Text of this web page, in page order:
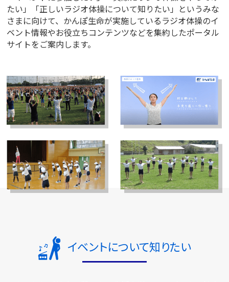
たい」「正しいラジオ体操について知りたい」というみな
さまに向けて、かんぽ生命が実施しているラジオ体操のイ
ベント情報やお役立ちコンテンツなどを集約したポータル
サイトをご案内します。
イベントについて知りたい